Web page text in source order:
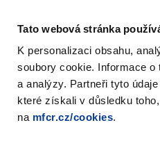
Tato webová stránka
K personalizaci obsahu,
soubory cookie. Informace
a analýzy. Partneři tyto
které získali v důsledku
na mfcr.cz/cookies.
EEA and Norway